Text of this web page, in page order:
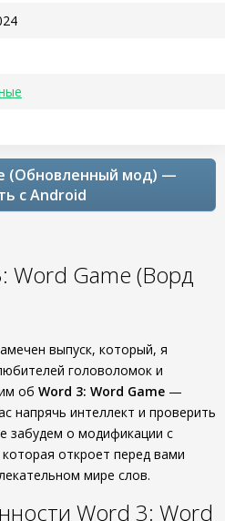
(Обновленный мод) —
с Android
Word Game (Ворд
выпуск, который, я
головоломок и
об Word 3: Word Game —
напрячь интеллект и проверить
забудем о модификации с
которая откроет перед вами
мире слов.
Word 3: Word